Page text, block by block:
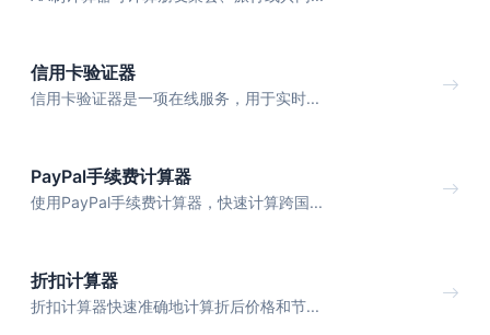
信用卡验证器
信用卡验证器是一项在线服务，用于实时...
PayPal手续费计算器
使用PayPal手续费计算器，快速计算跨国...
折扣计算器
折扣计算器快速准确地计算折后价格和节...